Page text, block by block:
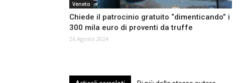
Veneto
Chiede il patrocinio gratuito “dimenticando” i
300 mila euro di proventi da truffe
26 Agosto 2024